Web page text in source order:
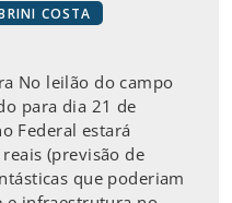
COSTA
No leilão do campo
para dia 21 de
Federal estará
(previsão de
que poderiam